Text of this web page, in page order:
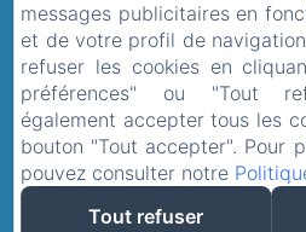
SOPHIE’S
93 Rue Georges Clemenceau,
+33 6 16 29
messages publicitaires en
et de votre profil de
refuser les cookies en
préférences" ou "Tout
également accepter tous les
bouton "Tout accepter". Pour
pouvez consulter notre
Tout refuser